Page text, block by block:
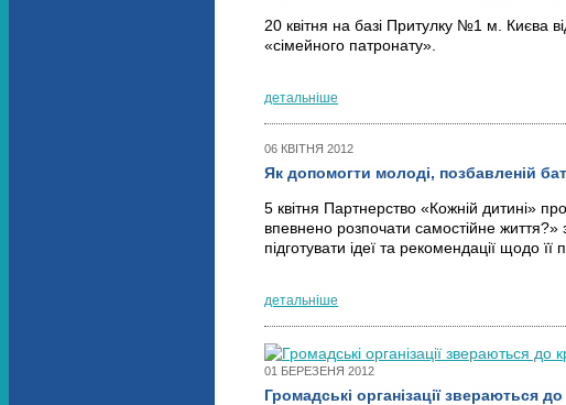
20 квітня на базі Притулку №1 м. Києва
«сімейного патронату».
детальніше
06 КВІТНЯ 2012
Як допомогти молоді, позбавленій
5 квітня Партнерство «Кожній дитині»
впевнено розпочати самостійне життя?»
підготувати ідеї та рекомендації щодо її
детальніше
01 БЕРЕЗЕНЯ 2012
Громадські організації звераються